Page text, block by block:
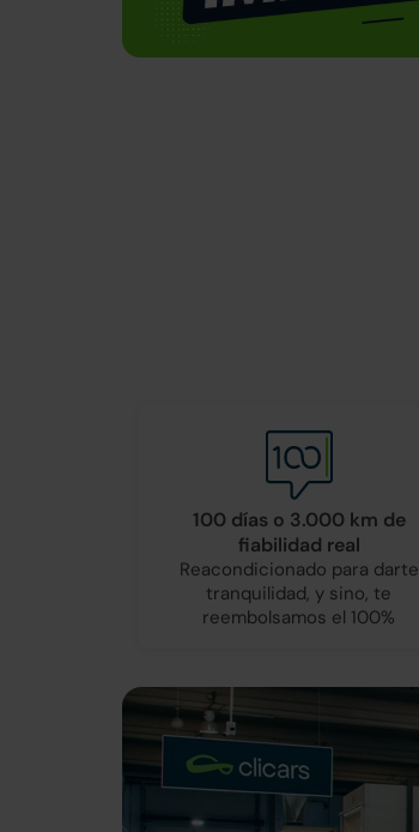
100 días o 3.000 km de
fiabilidad real
Reacondicionado para darte
tranquilidad, y sino, te
reembolsamos el 100%